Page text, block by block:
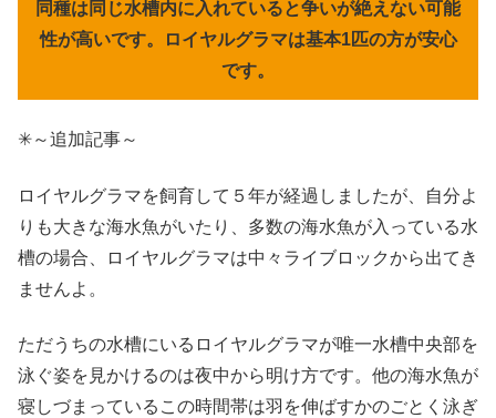
同種は同じ水槽内に入れていると争いが絶えない可能
性が高いです。ロイヤルグラマは基本1匹の方が安心
です。
✳～追加記事～
ロイヤルグラマを飼育して５年が経過しましたが、自分よ
りも大きな海水魚がいたり、多数の海水魚が入っている水
槽の場合、ロイヤルグラマは中々ライブロックから出てき
ませんよ。
ただうちの水槽にいるロイヤルグラマが唯一水槽中央部を
泳ぐ姿を見かけるのは夜中から明け方です。他の海水魚が
寝しづまっているこの時間帯は羽を伸ばすかのごとく泳ぎ